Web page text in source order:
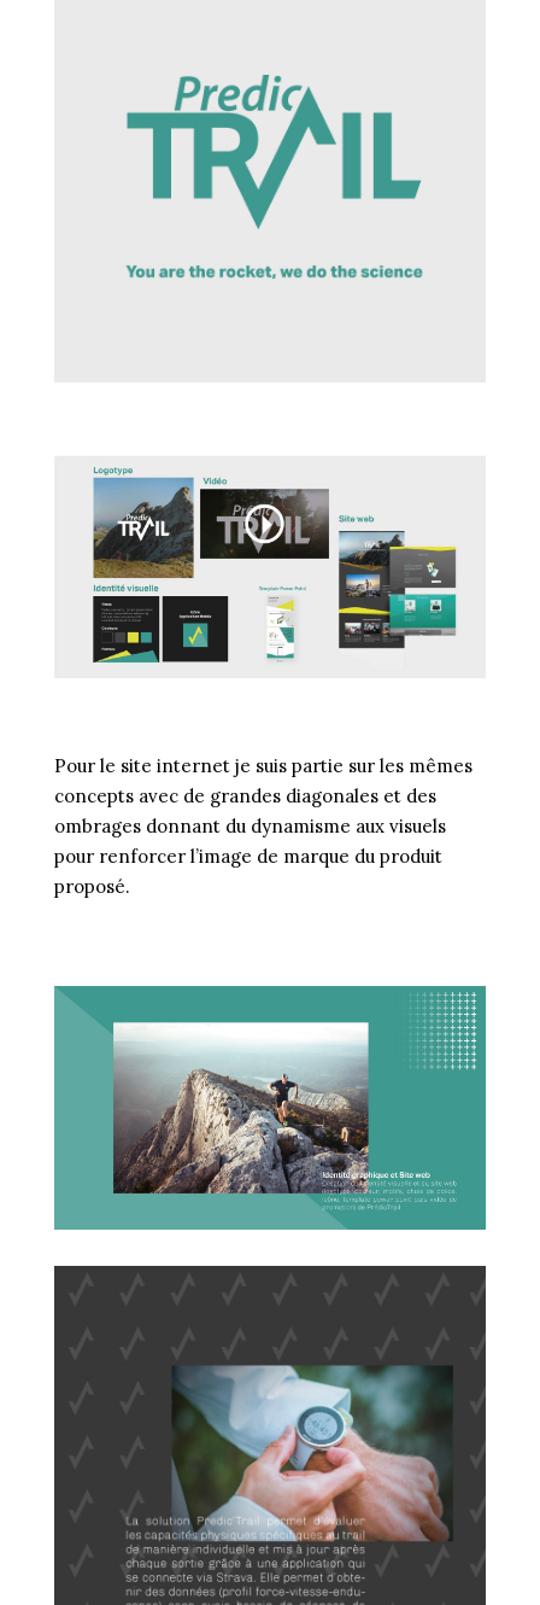
Pour le site internet je suis partie sur les mêmes
concepts avec de grandes diagonales et des
ombrages donnant du dynamisme aux visuels
pour renforcer l’image de marque du produit
proposé.